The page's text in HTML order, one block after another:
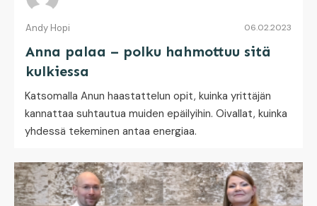
Andy Hopi 06.02.2023
Anna palaa – polku hahmottuu sitä
kulkiessa
Katsomalla Anun haastattelun opit, kuinka yrittäjän
kannattaa suhtautua muiden epäilyihin. Oivallat, kuinka
yhdessä tekeminen antaa energiaa.